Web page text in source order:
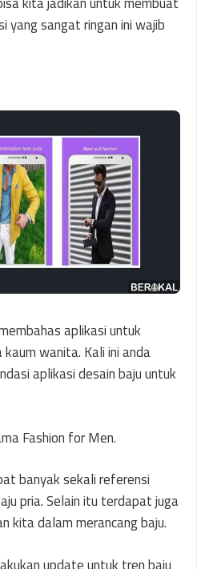
yang sangat ringan ini wajib
aplikasi untuk
wanita. Kali ini anda
aplikasi desain baju untuk
Fashion for Men.
banyak sekali referensi
pria. Selain itu terdapat juga
kita dalam merancang baju.
update untuk tren baju